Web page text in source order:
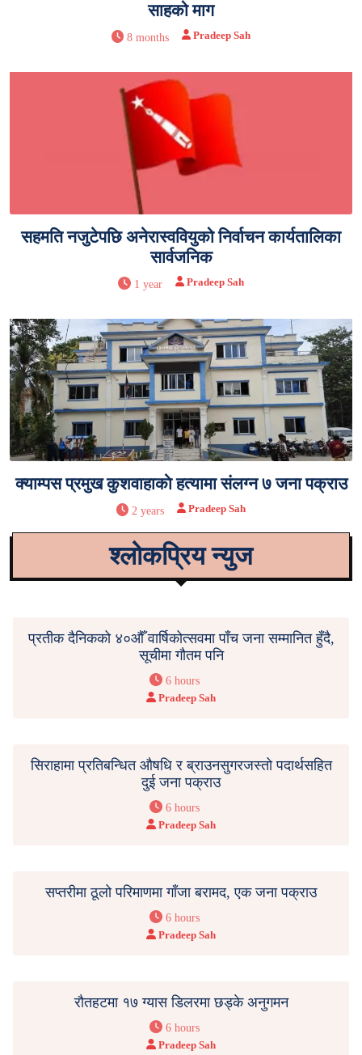
साहको माग
8 months Pradeep Sah
सहमति नजुटेपछि अनेरास्ववियुको निर्वाचन कार्यतालिका
सार्वजनिक
1 year Pradeep Sah
क्याम्पस प्रमुख कुशवाहाकाे हत्यामा संलग्न ७ जना पक्राउ
2 years Pradeep Sah
श्लोकप्रिय न्युज
प्रतीक दैनिकको ४०औँ वार्षिकोत्सवमा पाँच जना सम्मानित हुँदै,
सूचीमा गौतम पनि
6 hours
Pradeep Sah
सिराहामा प्रतिबन्धित औषधि र ब्राउनसुगरजस्तो पदार्थसहित
दुई जना पक्राउ
6 hours
Pradeep Sah
सप्तरीमा ठूलो परिमाणमा गाँजा बरामद, एक जना पक्राउ
6 hours
Pradeep Sah
रौतहटमा १७ ग्यास डिलरमा छड्के अनुगमन
6 hours
Pradeep Sah